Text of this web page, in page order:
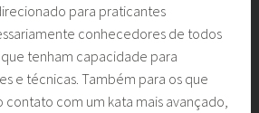
para praticantes
conhecedores de todos
tenham capacidade para
e técnicas. Também para os que
com um kata mais avançado,